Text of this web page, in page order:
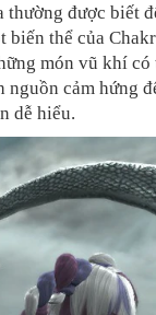
được biết
biến thể của
món vũ khí có
cảm hứng
dễ hiểu.